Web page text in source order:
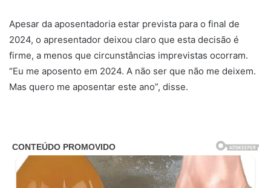
Apesar da aposentadoria estar prevista para o final de
2024, o apresentador deixou claro que esta decisão é
firme, a menos que circunstâncias imprevistas ocorram.
“Eu me aposento em 2024. A não ser que não me deixem.
Mas quero me aposentar este ano”, disse.